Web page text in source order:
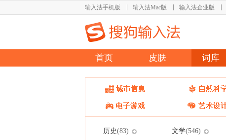
输入法手机版 输入法Mac版 输入法企业版
首页 皮肤 词库
历史(83) 文学(546)